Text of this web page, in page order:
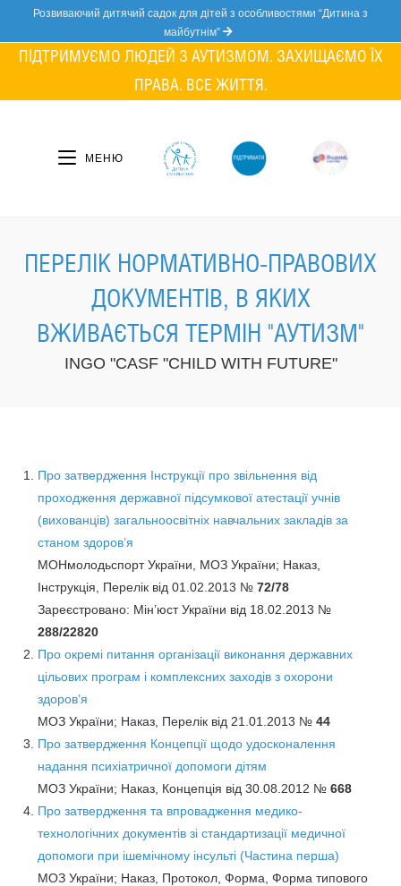
content
Розвиваючий дитячий садок для дітей з особливостями “Дитина з
майбутнім”
ПІДТРИМУЄМО ЛЮДЕЙ З АУТИЗМОМ. ЗАХИЩАЄМО ЇХ
ПРАВА. ВСЕ ЖИТТЯ.
МЕНЮ
ПЕРЕЛІК НОРМАТИВНО-ПРАВОВИХ
ДОКУМЕНТІВ, В ЯКИХ
ВЖИВАЄТЬСЯ ТЕРМІН "АУТИЗМ"
INGO "CASF "CHILD WITH FUTURE"
Про затвердження Інструкції про звільнення від
проходження державної підсумкової атестації учнів
(вихованців) загальноосвітніх навчальних закладів за
станом здоров’я
МОНмолодьспорт України, МОЗ України; Наказ,
Інструкція, Перелік від 01.02.2013 №72/78
Зареєстровано: Мін’юст України від 18.02.2013 №
288/22820
Про окремі питання організації виконання державних
цільових програм і комплексних заходів з охорони
здоров’я
МОЗ України; Наказ, Перелік від 21.01.2013 №44
Про затвердження Концепції щодо удосконалення
надання психіатричної допомоги дітям
МОЗ України; Наказ, Концепція від 30.08.2012 №668
Про затвердження та впровадження медико-
технологічних документів зі стандартизації медичної
допомоги при ішемічному інсульті (Частина перша)
МОЗ України; Наказ, Протокол, Форма, Форма типового